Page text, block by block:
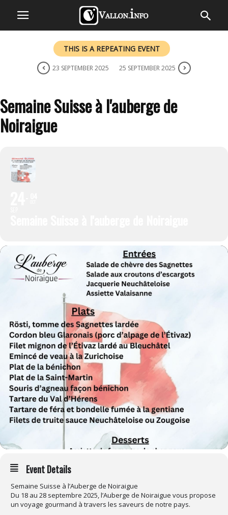
THIS IS A REPEATING EVENT
23 SEPTEMBER 2025 25 SEPTEMBER 2025
Semaine Suisse à l'auberge de
Noiraigue
Event Details
Semaine Suisse à l’Auberge de Noiraigue
Du 18 au 28 septembre 2025, l’Auberge de Noiraigue vous propose
un voyage gourmand à travers les saveurs de notre pays.